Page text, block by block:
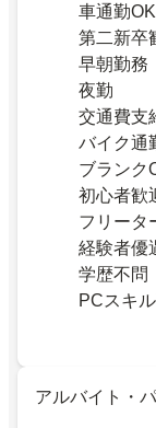
車通勤OK
第二新卒
早朝勤務
夜勤
交通費支
バイク通
ブランク
初心者歓
フリータ
経験者優
学歴不問
PCスキ
アルバイト・